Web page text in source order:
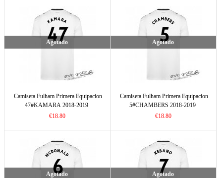
Agotado
Camiseta Fulham Primera Equipacion
47#KAMARA 2018-2019
€18.80
Agotado
Camiseta Fulham Primera Equipacion
5#CHAMBERS 2018-2019
€18.80
Agotado Agotado